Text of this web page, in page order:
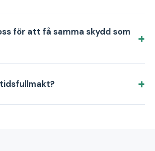
för att få samma skydd som